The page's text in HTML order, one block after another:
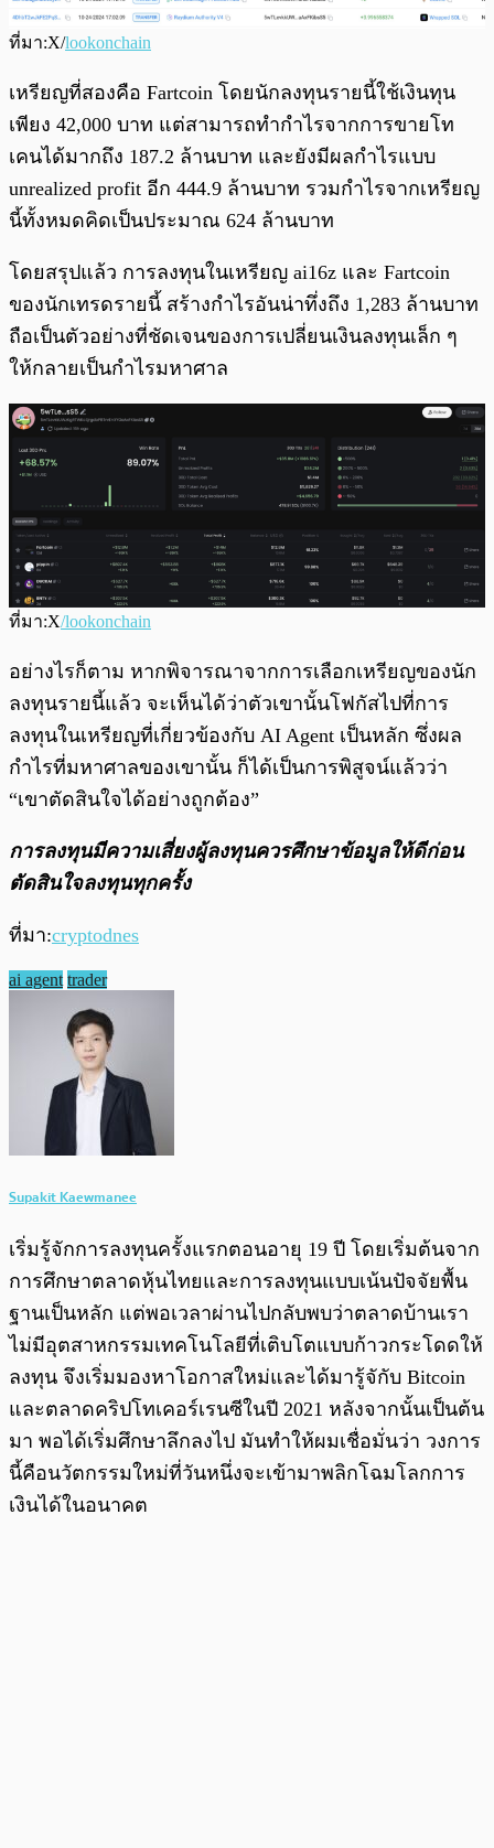
ที่มา:X/lookonchain
เหรียญที่สองคือ Fartcoin โดยนักลงทุนรายนี้ใช้เงินทุน
เพียง 42,000 บาท แต่สามารถทำกำไรจากการขายโท
เคนได้มากถึง 187.2 ล้านบาท และยังมีผลกำไรแบบ
unrealized profit อีก 444.9 ล้านบาท รวมกำไรจากเหรียญ
นี้ทั้งหมดคิดเป็นประมาณ 624 ล้านบาท
โดยสรุปแล้ว การลงทุนในเหรียญ ai16z และ Fartcoin
ของนักเทรดรายนี้ สร้างกำไรอันน่าทึ่งถึง 1,283 ล้านบาท
ถือเป็นตัวอย่างที่ชัดเจนของการเปลี่ยนเงินลงทุนเล็ก ๆ
ให้กลายเป็นกำไรมหาศาล
ที่มา:X/lookonchain
อย่างไรก็ตาม หากพิจารณาจากการเลือกเหรียญของนัก
ลงทุนรายนี้แล้ว จะเห็นได้ว่าตัวเขานั้นโฟกัสไปที่การ
ลงทุนในเหรียญที่เกี่ยวข้องกับ AI Agent เป็นหลัก ซึ่งผล
กำไรที่มหาศาลของเขานั้น ก็ได้เป็นการพิสูจน์แล้วว่า
“เขาตัดสินใจได้อย่างถูกต้อง”
การลงทุนมีความเสี่ยงผู้ลงทุนควรศึกษาข้อมูลให้ดีก่อน
ตัดสินใจลงทุนทุกครั้ง
ที่มา:cryptodnes
ai agent trader
Supakit Kaewmanee
เริ่มรู้จักการลงทุนครั้งแรกตอนอายุ 19 ปี โดยเริ่มต้นจาก
การศึกษาตลาดหุ้นไทยและการลงทุนแบบเน้นปัจจัยพื้น
ฐานเป็นหลัก แต่พอเวลาผ่านไปกลับพบว่าตลาดบ้านเรา
ไม่มีอุตสาหกรรมเทคโนโลยีที่เติบโตแบบก้าวกระโดดให้
ลงทุน จึงเริ่มมองหาโอกาสใหม่และได้มารู้จักับ Bitcoin
และตลาดคริปโทเคอร์เรนซีในปี 2021 หลังจากนั้นเป็นต้น
มา พอได้เริ่มศึกษาลึกลงไป มันทำให้ผมเชื่อมั่นว่า วงการ
นี้คือนวัตกรรมใหม่ที่วันหนึ่งจะเข้ามาพลิกโฉมโลกการ
เงินได้ในอนาคต